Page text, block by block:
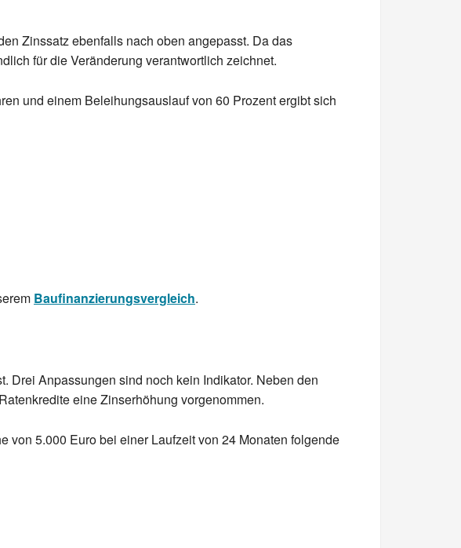
Zinssatz ebenfalls nach oben angepasst. Da das
für die Veränderung verantwortlich zeichnet.
und einem Beleihungsauslauf von 60 Prozent ergibt sich
Baufinanzierungsvergleich.
Drei Anpassungen sind noch kein Indikator. Neben den
eine Zinserhöhung vorgenommen.
von 5.000 Euro bei einer Laufzeit von 24 Monaten folgende